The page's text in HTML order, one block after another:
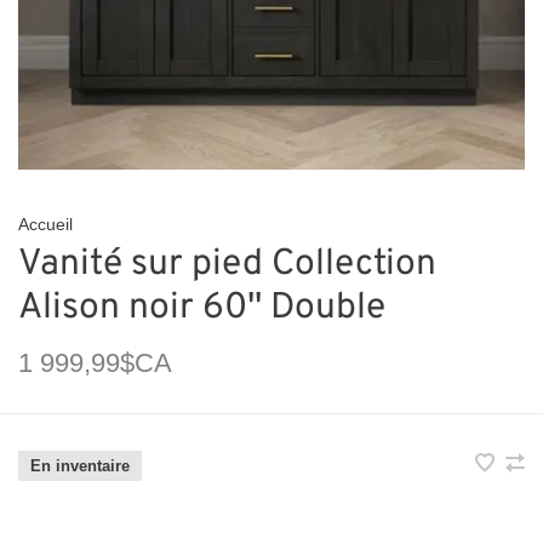
Accueil
Vanité sur pied Collection
Alison noir 60'' Double
1 999,99$CA
En inventaire